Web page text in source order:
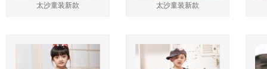
太沙童装新款 太沙童装新款